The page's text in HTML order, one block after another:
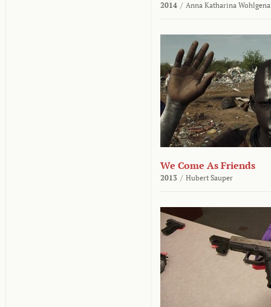
2014 / Anna Katharina
We Come As Friends
2013 / Hubert Sauper